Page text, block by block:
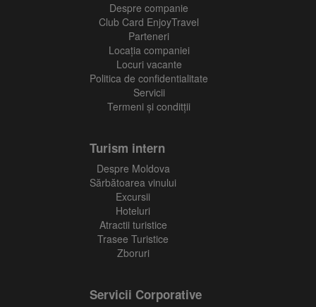
Despre companie
Club Card EnjoyTravel
Parteneri
Locaţia companiei
Locuri vacante
Politica de confidentialitate
Servicii
Termeni și conditții
Turism intern
Despre Moldova
Sărbătoarea vinului
Excursii
Hoteluri
Atractii turistice
Trasee Turistice
Zboruri
Servicii Corporative